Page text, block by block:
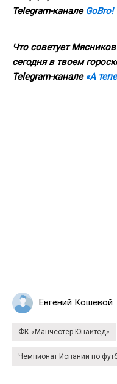
Telegram-канале GoBro!
Что советует
сегодня в твоем
Telegram-канале«А
Евгений Кошевой
ФК «Манчестер Юнайтед»
Чемпионат Испании по